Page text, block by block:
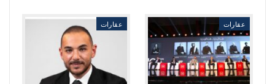
عقارات عقارات